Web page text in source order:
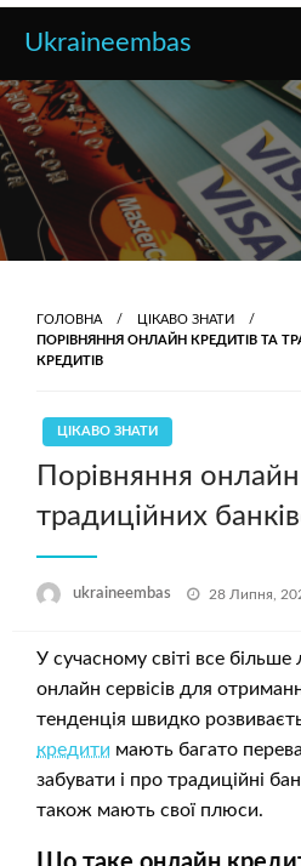
Перейти
Ukraineembas
ГОЛОВНА
ЦІКАВО ЗНАТИ
ПОРІВНЯННЯ ОНЛАЙН КРЕДИТІВ ТА
КРЕДИТІВ
ЦІКАВО ЗНАТИ
Порівняння
традиційних
ukraineembas 28 Липня,
У сучасному світі все
онлайн сервісів для
тенденція швидко
кредити мають багато
забувати і про традиційні
також мають свої плюси.